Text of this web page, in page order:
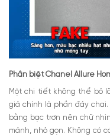
Phân biệt Chanel Allure
Một chi tiết không thể bỏ
giả chính là phần đáy
bằng bạc trơn nên chữ
mảnh, nhỏ gọn. Không có